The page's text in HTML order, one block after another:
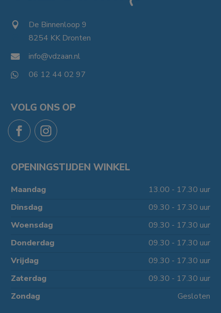
 De Binnenloop 9
8254 KK Dronten
 info@vdzaan.nl
 06 12 44 02 97
VOLG ONS OP
OPENINGSTIJDEN WINKEL
Maandag
13.00 - 17.30 uur
Dinsdag
09.30 - 17.30 uur
Woensdag
09.30 - 17.30 uur
Donderdag
09.30 - 17.30 uur
Vrijdag
09.30 - 17.30 uur
Zaterdag
09.30 - 17.30 uur
Zondag
Gesloten